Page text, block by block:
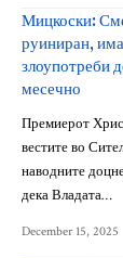
Мицкоски:
руиниран,
злоупотреби
месечно
Премиерот
вестите во
наводните
дека Владата…
December 15, 2025